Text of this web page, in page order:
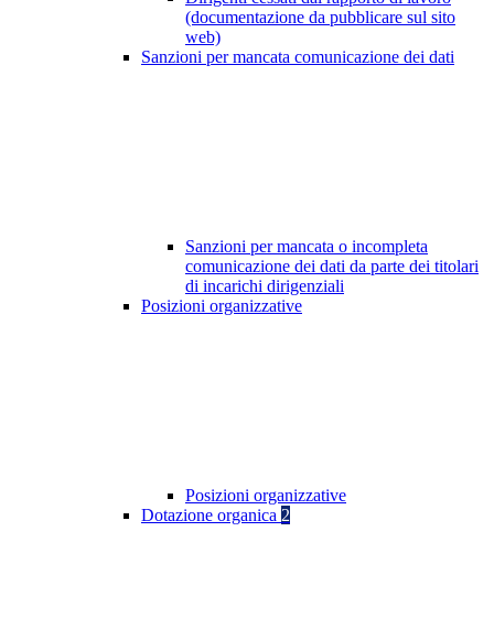
(documentazione da pubblicare sul sito
web)
Sanzioni per mancata comunicazione dei dati
Sanzioni per mancata o incompleta
comunicazione dei dati da parte dei titolari
di incarichi dirigenziali
Posizioni organizzative
Posizioni organizzative
Dotazione organica 2